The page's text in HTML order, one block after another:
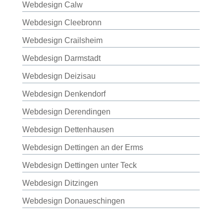
Webdesign Calw
Webdesign Cleebronn
Webdesign Crailsheim
Webdesign Darmstadt
Webdesign Deizisau
Webdesign Denkendorf
Webdesign Derendingen
Webdesign Dettenhausen
Webdesign Dettingen an der Erms
Webdesign Dettingen unter Teck
Webdesign Ditzingen
Webdesign Donaueschingen